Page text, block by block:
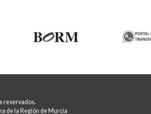
reservados.
de la Región de Murcia